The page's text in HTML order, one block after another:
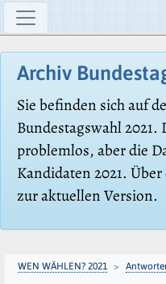
Archiv
Sie befinden sich auf
Bundestagswahl
problemlos, aber die
Kandidaten 2021. Über
zur aktuellen Version.
WEN WÄHLEN? 2021